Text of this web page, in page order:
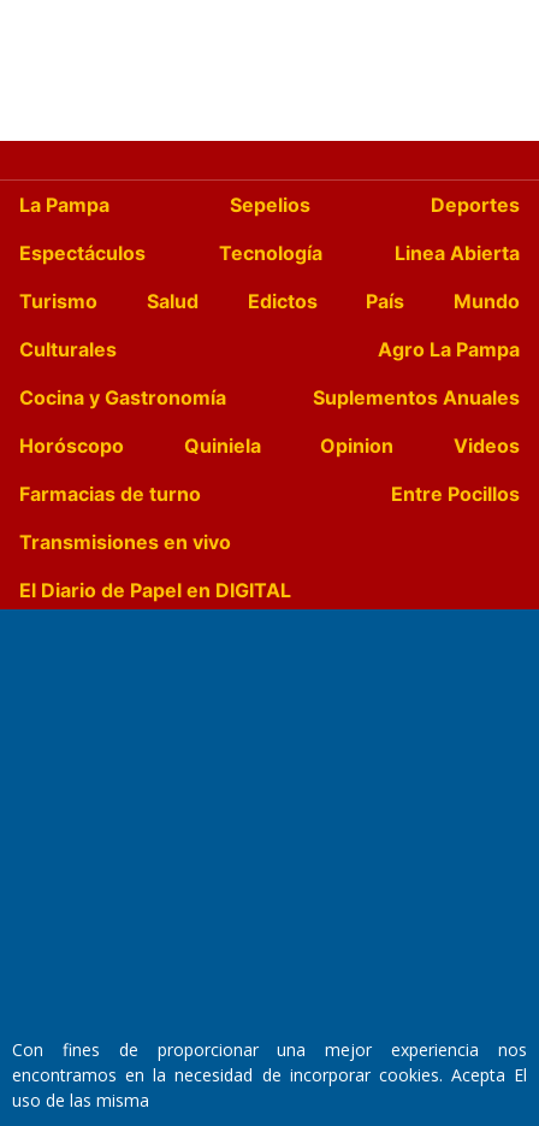
La Pampa Sepelios
Deportes
Espectáculos
Tecnología
Linea Abierta
Turismo
Salud Edictos País
Mundo
Culturales
Agro La Pampa
Cocina y Gastronomía
Suplementos Anuales
Horóscopo
Quiniela Opinion
Videos
Farmacias de turno
Entre Pocillos
Transmisiones en vivo
El Diario de Papel en DIGITAL
Director Periodístico:
Walter René Goñi
Con fines de proporcionar una mejor experiencia nos
encontramos en la necesidad de incorporar cookies. Acepta El
uso de las misma